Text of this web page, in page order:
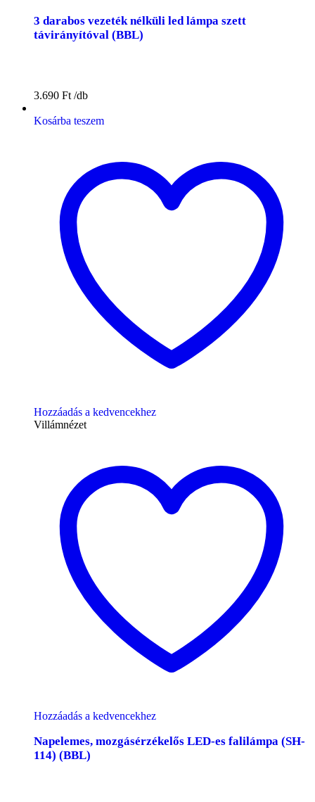
3 darabos vezeték nélküli led lámpa szett
távirányítóval (BBL)
3.690 Ft
Kosárba teszem
Hozzáadás a kedvencekhez
Villámnézet
Hozzáadás a kedvencekhez
Napelemes, mozgásérzékelős LED-es falilámpa (SH-
114) (BBL)